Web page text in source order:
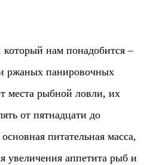
который нам понадобится –
ржаных панировочных
места рыбной ловли, их
от пятнадцати до
питательная масса,
увеличения аппетита рыб и